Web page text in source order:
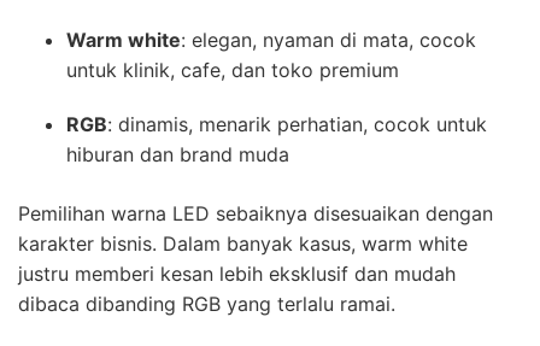
Warm white: elegan, nyaman di mata, cocok
untuk klinik, cafe, dan toko premium
RGB: dinamis, menarik perhatian, cocok untuk
hiburan dan brand muda
Pemilihan warna LED sebaiknya disesuaikan dengan
karakter bisnis. Dalam banyak kasus, warm white
justru memberi kesan lebih eksklusif dan mudah
dibaca dibanding RGB yang terlalu ramai.